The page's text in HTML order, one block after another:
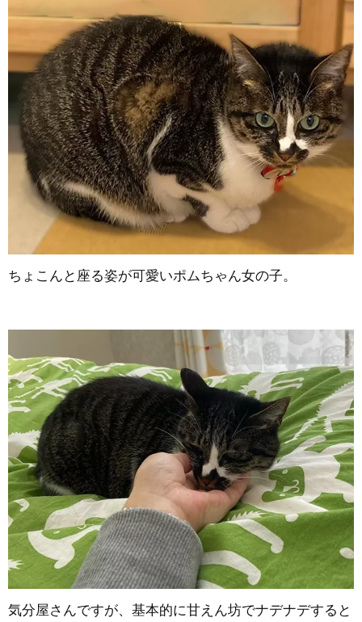
ちょこんと座る姿が可愛いポムちゃん女の子。
気分屋さんですが、基本的に甘えん坊でナデナデすると